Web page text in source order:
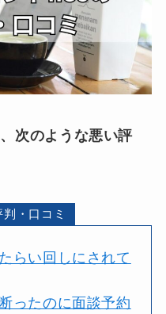
次のような悪い評
・口コミ
らい回しにされて
ったのに面談予約